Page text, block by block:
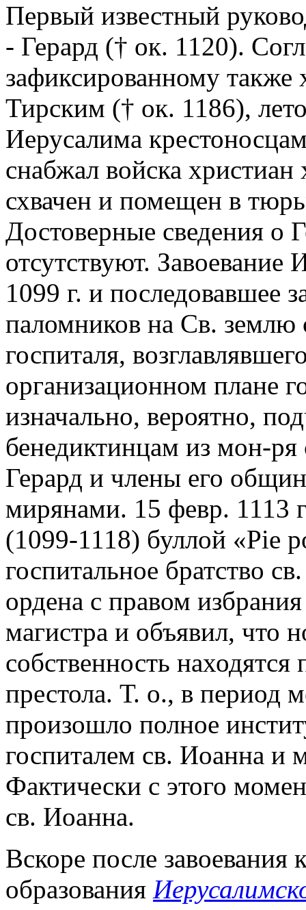
Первый известный
- Герард († ок. 1120).
зафиксированному
Тирским († ок. 1186),
Иерусалима
снабжал войска
схвачен и помещен в
Достоверные сведения о
отсутствуют. Завоевание
1099 г. и последовавшее
паломников на Св. землю
госпиталя,
организационном плане
изначально, вероятно,
бенедиктинцам из мон-
Герард и члены его
мирянами. 15 февр. 1113
(1099-1118) буллой «Pie
госпитальное братство
ордена с правом
магистра и объявил, что
собственность
престола. Т. о., в период
произошло полное
госпиталем св. Иоанна и
Фактически с этого
св. Иоанна.
Вскоре после
образования